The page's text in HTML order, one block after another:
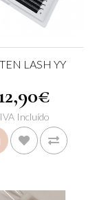
LASH YY
IVA Incluído